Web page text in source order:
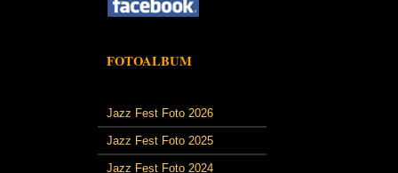
FOTOALBUM
Jazz Fest Foto 2026
Jazz Fest Foto 2025
Jazz Fest Foto 2024